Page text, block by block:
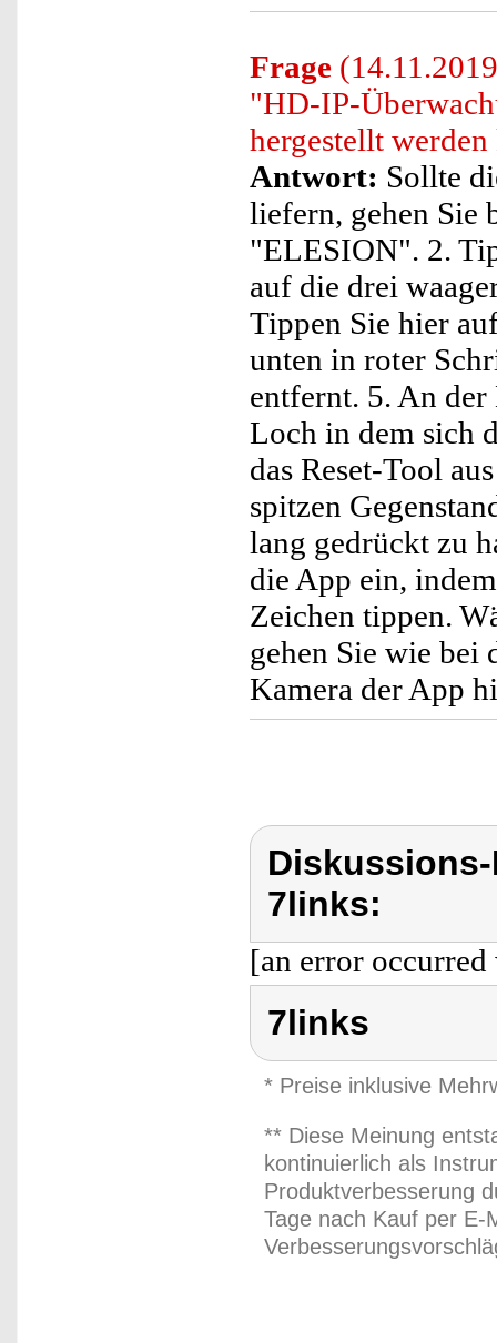
Frage
"HD-IP-
hergestellt werden
Antwort: Sollte
liefern, gehen Sie
"ELESION". 2.
auf die drei
Tippen Sie hier
unten in roter
entfernt. 5. An
Loch in dem sich
das Reset-Tool
spitzen
lang gedrückt zu
die App ein,
Zeichen tippen.
gehen Sie wie bei
Kamera der App
7links:
[an error
7links
* Preise inklusive
** Diese Meinung
kontinuierlich als
Produktverbesserung
Tage nach Kauf per E-